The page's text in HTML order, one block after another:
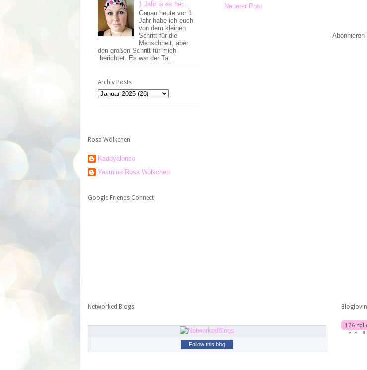
Neuerer Post
Abonnieren
1 Jahr is es her...
Genau heute vor 1
Jahr habe ich euch
von dem kleinen
Schritt für die
Menschheit, aber
den großen Schritt für mich
berichtet. Es war der Ta...
Archiv Posts
Rosa Wölkchen
Kaddyalonso
Yasmina Rosa Wölkchen
Google Friends Connect
Networked Blogs
Follow this blog
Bloglovin